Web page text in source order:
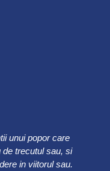
unui popor care
trecutul sau, si
in viitorul sau.